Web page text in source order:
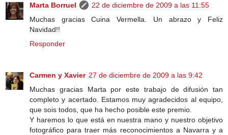
Marta Borruel
22 de diciembre de 2009 a las 11:55
Muchas gracias Cuina Vermella. Un abrazo y Feliz
Navidad!!
Responder
Carmen y Xavier 27 de diciembre de 2009 a las 9:42
Muchas gracias Marta por este trabajo de difusión tan
completo y acertado. Estamos muy agradecidos al equipo,
que sois todos, que ha hecho posible este premio.
Y haremos lo que está en nuestra mano y nuestro objetivo
fotográfico para traer más reconocimientos a Navarra y a